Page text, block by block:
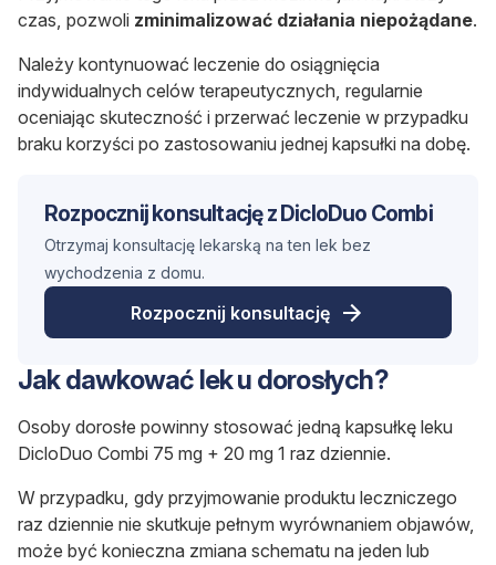
czas, pozwoli zminimalizować działania niepożądane.
Należy kontynuować leczenie do osiągnięcia
indywidualnych celów terapeutycznych, regularnie
oceniając skuteczność i przerwać leczenie w przypadku
braku korzyści po zastosowaniu jednej kapsułki na dobę.
Rozpocznij konsultację z DicloDuo Combi
Otrzymaj konsultację lekarską na ten lek bez
wychodzenia z domu.
Rozpocznij konsultację
Jak dawkować lek u dorosłych?
Osoby dorosłe powinny stosować jedną kapsułkę leku
DicloDuo Combi 75 mg + 20 mg 1 raz dziennie.
W przypadku, gdy przyjmowanie produktu leczniczego
raz dziennie nie skutkuje pełnym wyrównaniem objawów,
może być konieczna zmiana schematu na jeden lub